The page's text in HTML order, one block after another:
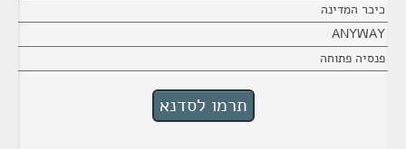
כיכר המדינה
ANYWAY
פנסיה פתוחה